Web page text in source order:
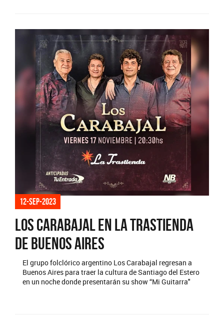
12-sep-2023
Los Carabajal en La Trastienda
de Buenos Aires
El grupo folclórico argentino Los Carabajal regresan a
Buenos Aires para traer la cultura de Santiago del Estero
en un noche donde presentarán su show “Mi Guitarra"